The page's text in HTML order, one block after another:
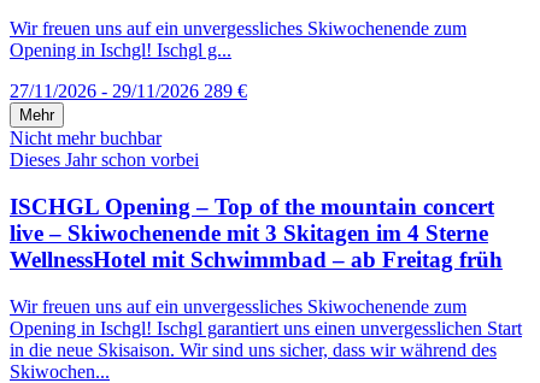
Wir freuen uns auf ein unvergessliches Skiwochenende zum
Opening in Ischgl! Ischgl g...
27/11/2026 - 29/11/2026 289 €
Mehr
Nicht mehr buchbar
Dieses Jahr schon vorbei
ISCHGL Opening – Top of the mountain concert
live – Skiwochenende mit 3 Skitagen im 4 Sterne
WellnessHotel mit Schwimmbad – ab Freitag früh
Wir freuen uns auf ein unvergessliches Skiwochenende zum
Opening in Ischgl! Ischgl garantiert uns einen unvergesslichen Start
in die neue Skisaison. Wir sind uns sicher, dass wir während des
Skiwochen...